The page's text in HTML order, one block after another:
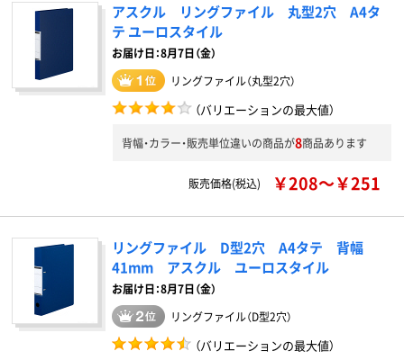
アスクル リングファイル 丸型2穴 A4タ
テ ユーロスタイル
お届け日：8月7日（金）
リングファイル（丸型2穴）
（バリエーションの最大値）
背幅・カラー・販売単位違いの商品が8商品あります
販売価格(税込) ￥208～￥251
リングファイル D型2穴 A4タテ 背幅
41mm アスクル ユーロスタイル
お届け日：8月7日（金）
リングファイル（D型2穴）
（バリエーションの最大値）